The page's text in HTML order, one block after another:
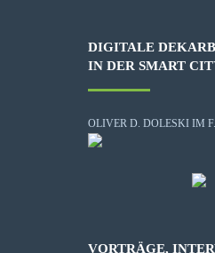
DIGITALE
IN DER SMART
OLIVER D. DOLESKI IM
VORTRÄGE,